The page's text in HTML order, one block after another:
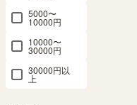
5000〜
10000円
10000〜
30000円
30000円以
上